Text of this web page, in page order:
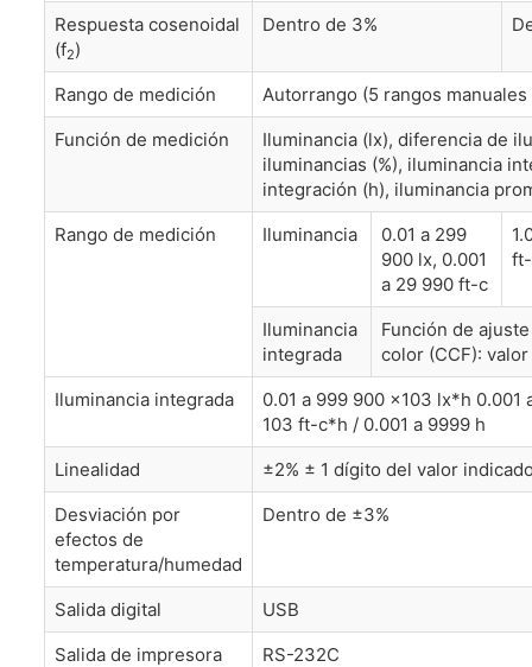
Respuesta cosenoidal
(f2)
Dentro de 3%
Rango de medición
Autorrango (5 rangos
Función de medición
Iluminancia (lx), diferencia de
iluminancias (%), iluminancia
integración (h), iluminancia
Rango de medición
Iluminancia
0.01 a 299
900 lx, 0.001
a 29 990 ft-c
Iluminancia
integrada
Función de
color (CCF):
Iluminancia integrada
0.01 a 999 900 x103 lx*h 0.001
103 ft-c*h / 0.001 a 9999 h
Linealidad
±2% ± 1 dígito del valor
Desviación por
efectos de
temperatura/humedad
Dentro de ±3%
Salida digital
USB
Salida de impresora
RS-232C